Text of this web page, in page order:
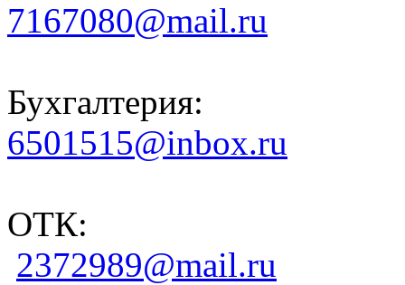
7167080@mail.ru
Бухгалтерия:
6501515@inbox.ru
ОТК:
2372989@mail.ru